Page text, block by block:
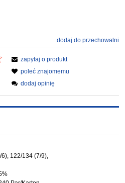
dodaj do przechowalni
zapytaj o produkt
poleć znajomemu
dodaj opinię
122/134 (7/9),